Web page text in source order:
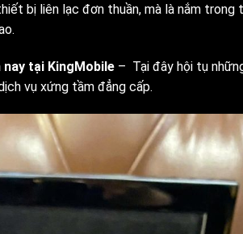
bị liên lạc đơn thuần, mà là nắm trong
nay tại KingMobile – Tại đây hội tụ
vụ xứng tầm đẳng cấp.